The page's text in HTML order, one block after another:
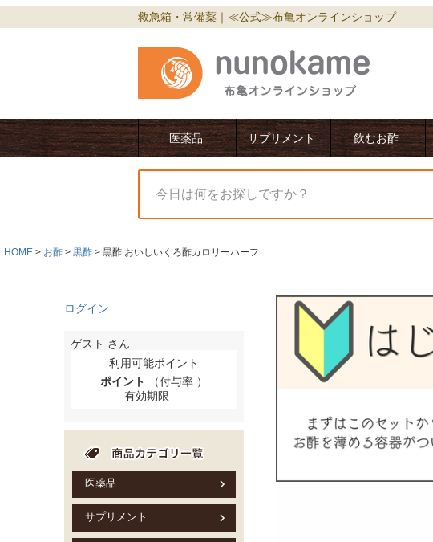
救急箱・常備薬｜≪公式≫布亀オンラインショップ
医薬品 サプリメント 飲むお酢
HOME お酢 黒酢 黒酢 おいしいくろ酢カロリーハーフ
ログイン
ゲスト さん
利用可能ポイント
ポイント
（付与率 ）
有効期限
医薬品
サプリメント